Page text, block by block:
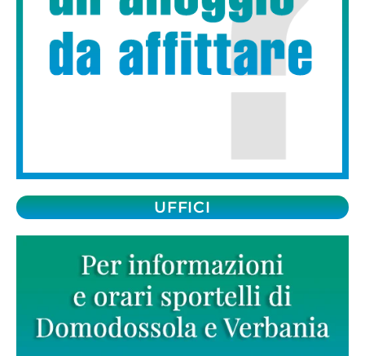
UFFICI